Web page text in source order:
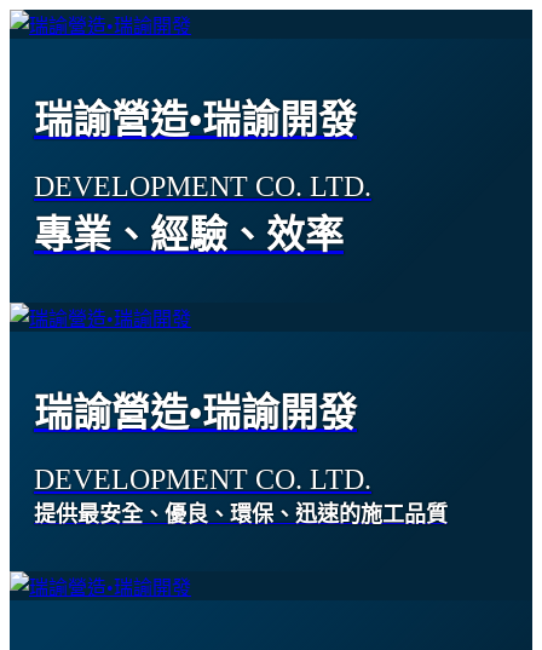
瑞諭營造•瑞諭開發
DEVELOPMENT CO. LTD.
專業、經驗、效率
瑞諭營造•瑞諭開發
DEVELOPMENT CO. LTD.
提供最安全、優良、環保、迅速的施工品質